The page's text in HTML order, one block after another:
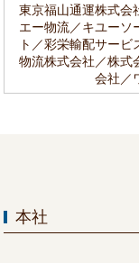
東京福山通運株式会
エー物流／キユーソ
ト／彩栄輸配サー
物流株式会社／株式
会社／
本社